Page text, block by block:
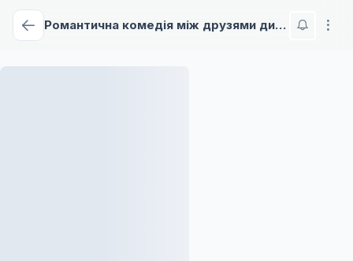
Романтична комедія між друзями дитинства неможлива